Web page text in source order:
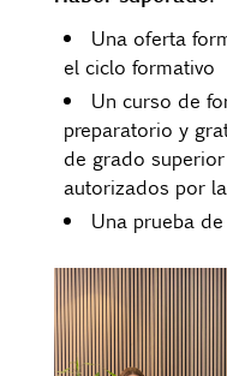
Una oferta
el ciclo formativo
Un curso de
preparatorio y
de grado
autorizados por
Una prueba